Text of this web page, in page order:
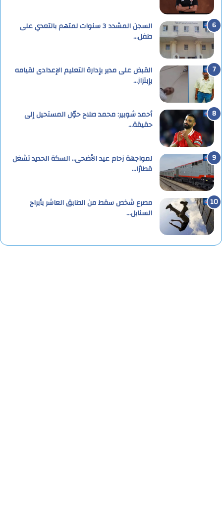
السجن المشدد 3 سنوات لمتهم بالتعدي على
طفل…
القبض على مدير بإدارة التعليم الإعدادى لقيامه
بإبتزاز…
أحمد شوبير: محمد صلاح حوّل المستحيل إلى
حقيقة…
لمواجهة زحام عيد الأضحى.. السكة الحديد تشغل
قطارًا…
مصرع شخص سقط من الطابق العاشر بأبراج
السنابل…